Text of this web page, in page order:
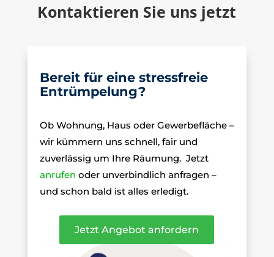
Kontaktieren Sie uns jetzt
Bereit für eine stressfreie
Entrümpelung?
Ob Wohnung, Haus oder Gewerbefläche –
wir kümmern uns schnell, fair und
zuverlässig um Ihre Räumung. Jetzt
anrufen oder unverbindlich anfragen –
und schon bald ist alles erledigt.
Jetzt Angebot anfordern